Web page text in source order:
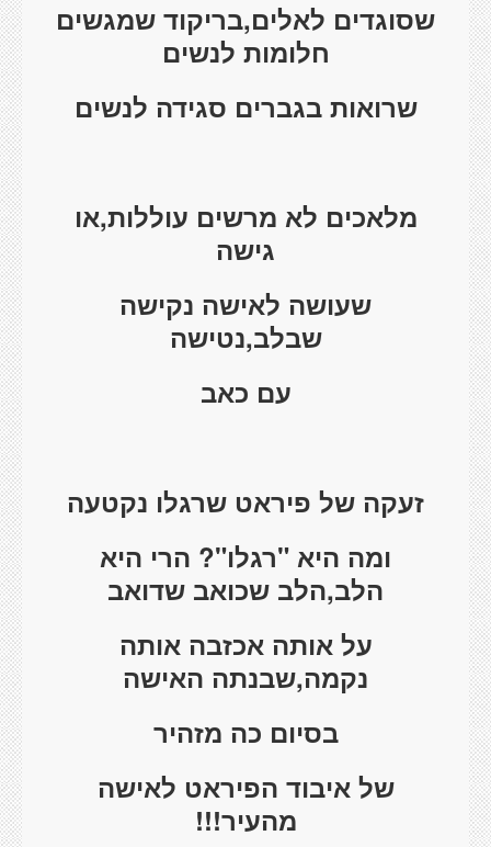
שסוגדים לאלים,בריקוד שמגשים
חלומות לנשים
שרואות בגברים סגידה לנשים
מלאכים לא מרשים עוללות,או
גישה
שעושה לאישה נקישה
שבלב,נטישה
עם כאב
זעקה של פיראט שרגלו נקטעה
ומה היא "רגלו"? הרי היא
הלב,הלב שכואב שדואב
על אותה אכזבה אותה
נקמה,שבנתה האישה
בסיום כה מזהיר
של איבוד הפיראט לאישה
מהעיר!!!